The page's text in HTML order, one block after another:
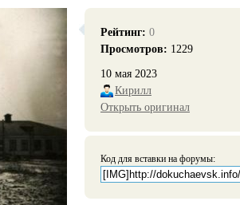
Рейтинг: 0
Просмотров: 1229
10 мая 2023
Кирилл
Открыть оригинал
Код для вставки на форумы: